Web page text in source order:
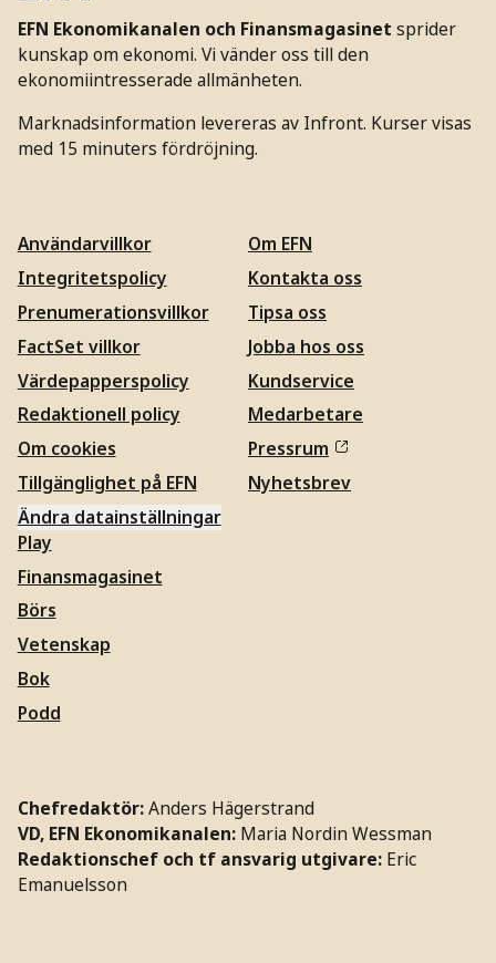
EFN Ekonomikanalen och Finansmagasinet sprider
kunskap om ekonomi. Vi vänder oss till den
ekonomiintresserade allmänheten.
Marknadsinformation levereras av Infront. Kurser visas
med 15 minuters fördröjning.
Användarvillkor
Integritetspolicy
Prenumerationsvillkor
FactSet villkor
Värdepapperspolicy
Redaktionell policy
Om cookies
Tillgänglighet på EFN
Ändra datainställningar
Om EFN
Kontakta oss
Tipsa oss
Jobba hos oss
Kundservice
Medarbetare
Pressrum
Nyhetsbrev
Play
Finansmagasinet
Börs
Vetenskap
Bok
Podd
Chefredaktör:Anders Hägerstrand
VD, EFN Ekonomikanalen: Maria Nordin Wessman
Redaktionschef och tf ansvarig utgivare: Eric
Emanuelsson